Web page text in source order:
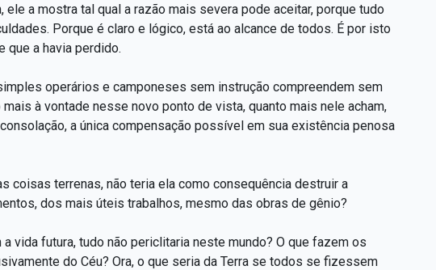
a mostra tal qual a razão mais severa pode aceitar, porque tudo
Porque é claro e lógico, está ao alcance de todos. É por isto
que a havia perdido.
operários e camponeses sem instrução compreendem sem
à vontade nesse novo ponto de vista, quanto mais nele acham,
a única compensação possível em sua existência penosa
coisas terrenas, não teria ela como consequência destruir a
dos mais úteis trabalhos, mesmo das obras de gênio?
vida futura, tudo não periclitaria neste mundo? O que fazem os
do Céu? Ora, o que seria da Terra se todos se fizessem